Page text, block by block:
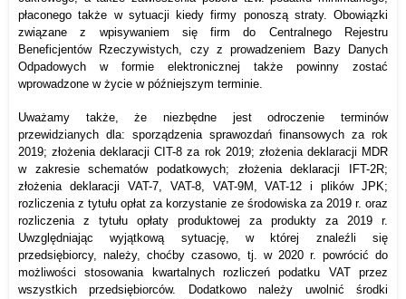
płaconego także w sytuacji kiedy firmy ponoszą straty. Obowiązki
związane z wpisywaniem się firm do Centralnego Rejestru
Beneficjentów Rzeczywistych, czy z prowadzeniem Bazy Danych
Odpadowych w formie elektronicznej także powinny zostać
wprowadzone w życie w późniejszym terminie.
Uważamy także, że niezbędne jest odroczenie terminów
przewidzianych dla: sporządzenia sprawozdań finansowych za rok
2019; złożenia deklaracji CIT-8 za rok 2019; złożenia deklaracji MDR
w zakresie schematów podatkowych; złożenia deklaracji IFT-2R;
złożenia deklaracji VAT-7, VAT-8, VAT-9M, VAT-12 i plików JPK;
rozliczenia z tytułu opłat za korzystanie ze środowiska za 2019 r. oraz
rozliczenia z tytułu opłaty produktowej za produkty za 2019 r.
Uwzględniając wyjątkową sytuację, w której znaleźli się
przedsiębiorcy, należy, choćby czasowo, tj. w 2020 r. powrócić do
możliwości stosowania kwartalnych rozliczeń podatku VAT przez
wszystkich przedsiębiorców. Dodatkowo należy uwolnić środki